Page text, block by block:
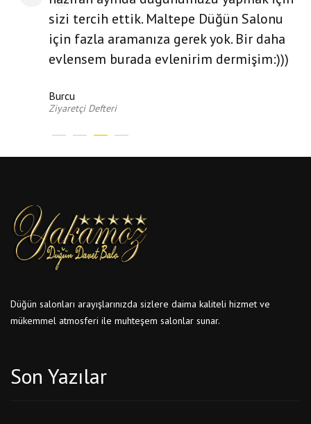
sizi tercih ettik. Maltepe Düğün Salonu
için fazla aramanıza gerek yok. Bir daha
evlensem burada evlenirim dermişim:)))
Burcu
Ziyaretçi Defteri
Düğün salonları arayışlarınızda sizlere daima kaliteli hizmet ve
mükemmel atmosferi ile muhteşem salonlar sunar.
Son Yazılar